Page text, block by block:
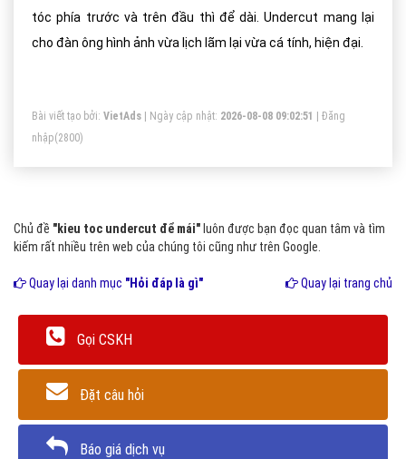
tóc phía trước và trên đầu thì để dài. Undercut mang lại
cho đàn ông hình ảnh vừa lịch lãm lại vừa cá tính, hiện đại.
Bài viết tạo bởi: VietAds | Ngày cập nhật: 2026-08-08 09:02:51
Đăng
nhập(2800)
Chủ đề "kieu toc undercut để mái" luôn được bạn đọc quan tâm và tìm
kiếm rất nhiều trên web của chúng tôi cũng như trên Google.
Quay lại danh mục "Hỏi đáp là gì" Quay lại trang chủ
Gọi CSKH
Đặt câu hỏi
Báo giá dịch vụ